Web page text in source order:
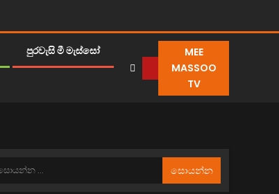
පුරවැසි මී මැස්සෝ
MEE
MASSOO
TV